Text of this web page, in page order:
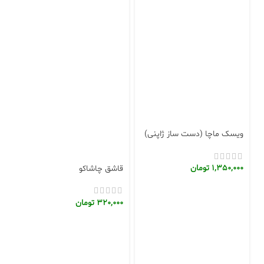
ویسک ماچا (دست ساز ژاپنی)
1,350,000 تومان قاشق چاشاکو
320,000 تومان